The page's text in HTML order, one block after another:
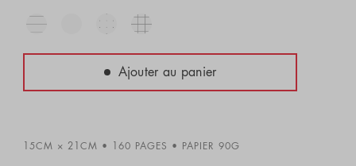
15CM × 21CM 160 PAGES PAPIER 90G
Ajouter au panier